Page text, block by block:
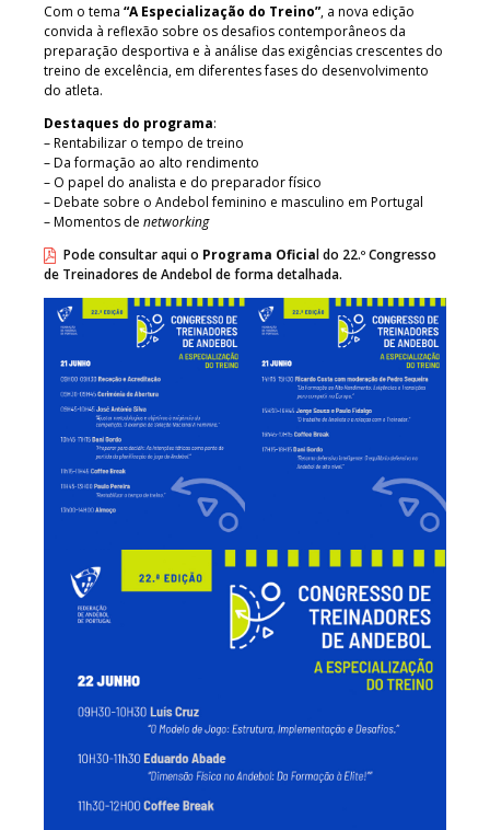
Com o tema “A Especialização do Treino”, a nova edição
convida à reflexão sobre os desafios contemporâneos da
preparação desportiva e à análise das exigências crescentes do
treino de excelência, em diferentes fases do desenvolvimento
do atleta.
Destaques do programa:
– Rentabilizar o tempo de treino
– Da formação ao alto rendimento
– O papel do analista e do preparador físico
– Debate sobre o Andebol feminino e masculino em Portugal
– Momentos de networking
Pode consultar aqui o Programa Oficial do 22.º Congresso
de Treinadores de Andebol de forma detalhada.